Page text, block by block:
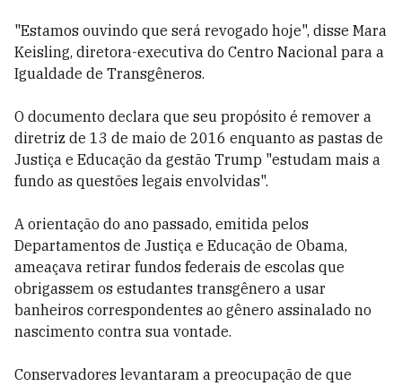
"Estamos ouvindo que será revogado hoje", disse Mara
Keisling, diretora-executiva do Centro Nacional para a
Igualdade de Transgêneros.
O documento declara que seu propósito é remover a
diretriz de 13 de maio de 2016 enquanto as pastas de
Justiça e Educação da gestão Trump "estudam mais a
fundo as questões legais envolvidas".
A orientação do ano passado, emitida pelos
Departamentos de Justiça e Educação de Obama,
ameaçava retirar fundos federais de escolas que
obrigassem os estudantes transgênero a usar
banheiros correspondentes ao gênero assinalado no
nascimento contra sua vontade.
Conservadores levantaram a preocupação de que